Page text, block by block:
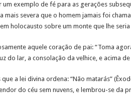
exemplo de fé para as gerações
mais severa que o homem jamais foi
holocausto sobre um monte que lhe
aquele coração de pai: “Toma
do lar, a consolação da velhice, e acima
a lei divina ordena: “Não matarás”
do céu sem nuvens, e lembrou-se da